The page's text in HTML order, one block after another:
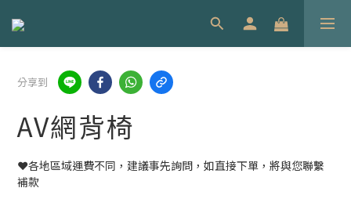
分享到
AV網背椅
❤️各地區域運費不同，建議事先詢問，如直接下單，將與您聯繫
補款